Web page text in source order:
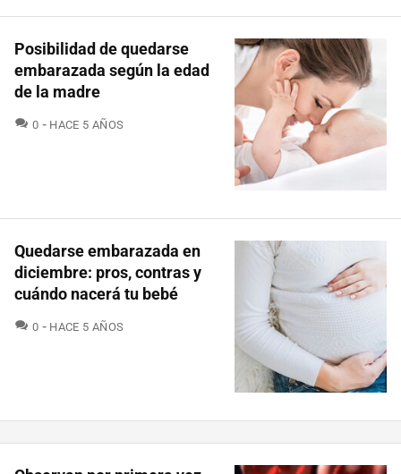
Posibilidad de quedarse
embarazada según la edad
de la madre
0 COMENTARIOS
HACE 5 AÑOS
Quedarse embarazada en
diciembre: pros, contras y
cuándo nacerá tu bebé
0 COMENTARIOS
HACE 5 AÑOS